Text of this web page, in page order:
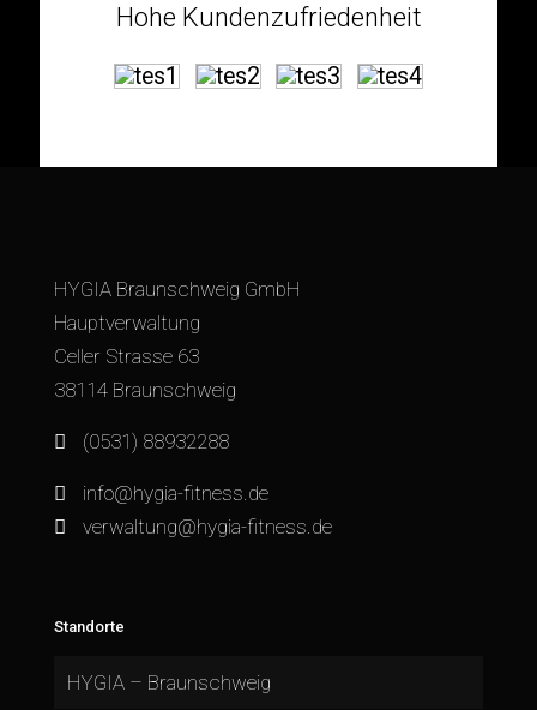
Hohe Kundenzufriedenheit
HYGIA Braunschweig GmbH
Hauptverwaltung
Celler Strasse 63
38114 Braunschweig
(0531) 88932288
info@hygia-fitness.de
verwaltung@hygia-fitness.de
Standorte
HYGIA – Braunschweig